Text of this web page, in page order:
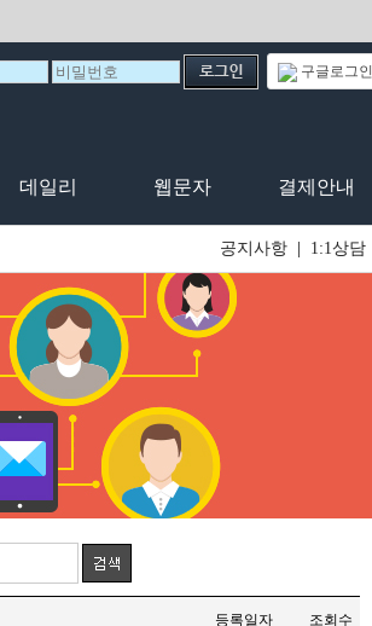
구글로그인
데일리 웹문자 결제안내
공지사항 1:1상담
등록일자 조회수